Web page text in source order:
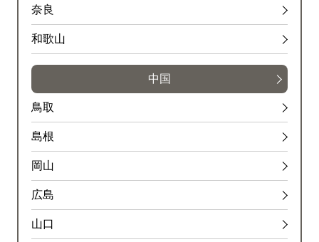
奈良
和歌山
中国
鳥取
島根
岡山
広島
山口